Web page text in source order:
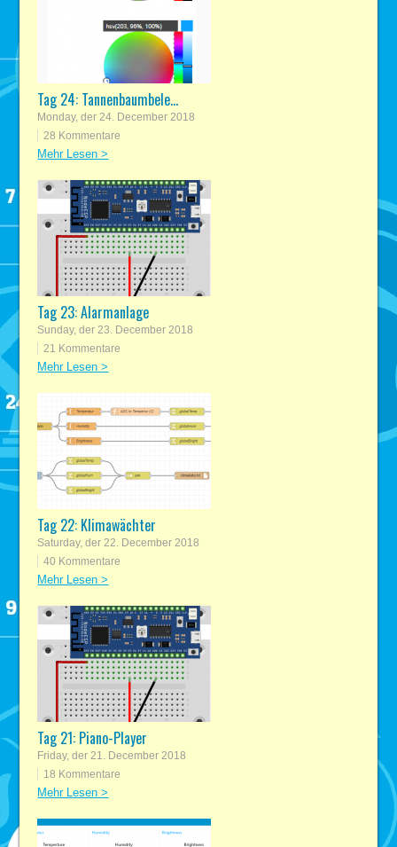
Tag 24: Tannenbaumbele...
Monday, der 24. December 2018
28 Kommentare
Mehr Lesen >
Tag 23: Alarmanlage
Sunday, der 23. December 2018
21 Kommentare
Mehr Lesen >
Tag 22: Klimawächter
Saturday, der 22. December 2018
40 Kommentare
Mehr Lesen >
Tag 21: Piano-Player
Friday, der 21. December 2018
18 Kommentare
Mehr Lesen >